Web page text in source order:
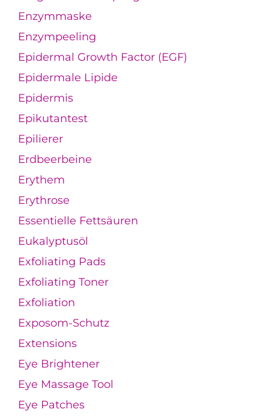
Enzymmaske
Enzympeeling
Epidermal Growth Factor (EGF)
Epidermale Lipide
Epidermis
Epikutantest
Epilierer
Erdbeerbeine
Erythem
Erythrose
Essentielle Fettsäuren
Eukalyptusöl
Exfoliating Pads
Exfoliating Toner
Exfoliation
Exposom-Schutz
Extensions
Eye Brightener
Eye Massage Tool
Eye Patches